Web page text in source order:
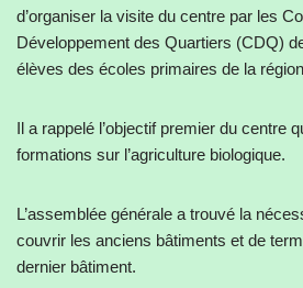
d’organiser la visite du centre par les
Développement des Quartiers (CDQ)
élèves des écoles primaires de la
Il a rappelé l’objectif premier du centre
formations sur l’agriculture biologique.
L’assemblée générale a trouvé la
couvrir les anciens bâtiments et de
dernier bâtiment.